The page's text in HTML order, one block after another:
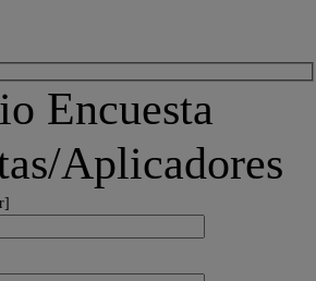
Encuesta
Aplicadores